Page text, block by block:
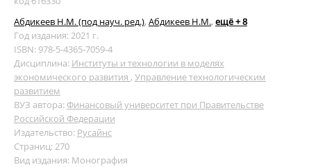
Абдикеев Н.М. (под науч. ред.), Абдикеев Н.М., ещё + 8
Год издания: 2021 г.
ISBN: 978-5-4365-7059-4
Дисциплина: Институты и технологии в моделях
экономического развития , Управление технологическим
развитием
ВУЗ автора: Финансовый университет при Правительстве
Российской Федерации
Издательство: Русайнс
Страниц: 270
Вид издания: Монография